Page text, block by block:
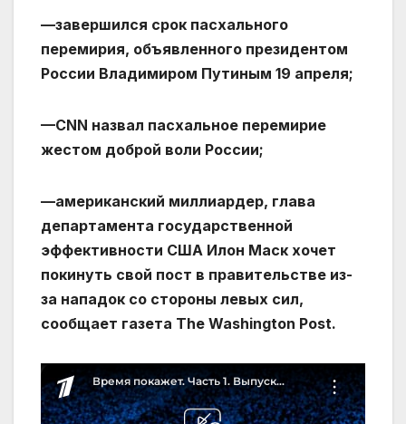
—завершился срок пасхального
перемирия, объявленного президентом
России Владимиром Путиным 19 апреля;
—CNN назвал пасхальное перемирие
жестом доброй воли России;
—американский миллиардер, глава
департамента государственной
эффективности США Илон Маск хочет
покинуть свой пост в правительстве из-
за нападок со стороны левых сил,
сообщает газета The Washington Post.